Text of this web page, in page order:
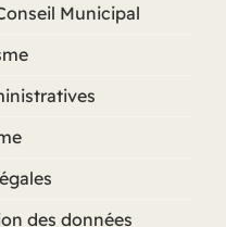
Municipal
des données